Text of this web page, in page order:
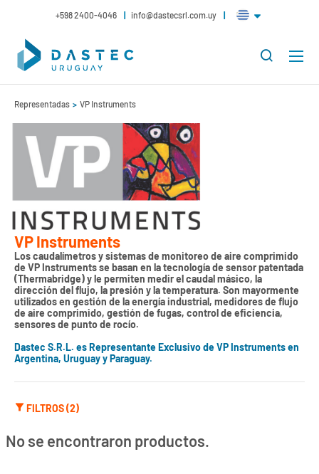
+598 2400-4046 info@dastecsrl.com.uy
Representadas VP Instruments
VP Instruments
Los caudalímetros y sistemas de monitoreo de aire comprimido
de VP Instruments se basan en la tecnología de sensor patentada
(Thermabridge) y le permiten medir el caudal másico, la
dirección del flujo, la presión y la temperatura. Son mayormente
utilizados en gestión de la energía industrial, medidores de flujo
de aire comprimido, gestión de fugas, control de eficiencia,
sensores de punto de rocío.
Dastec S.R.L. es Representante Exclusivo de VP Instruments en
Argentina, Uruguay y Paraguay.
FILTROS (2)
No se encontraron productos.